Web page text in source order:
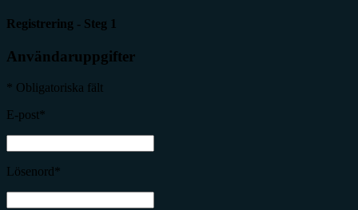
Registrering - Steg 1
Användaruppgifter
* Obligatoriska fält
E-post*
Lösenord*